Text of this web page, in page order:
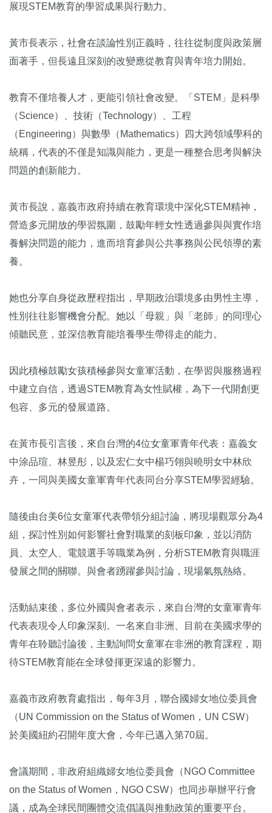
展現STEM教育的學習成果與行動力。
黃市長表示，社會在談論性別正義時，往往從制度與政策層
面著手，但長遠且深刻的改變應從教育與青年培力開始。
教育不僅培養人才，更能引領社會改變。「STEM」是科學
（Science）、技術（Technology）、工程
（Engineering）與數學（Mathematics）四大跨領域學科的
統稱，代表的不僅是知識與能力，更是一種整合思考與解決
問題的創新能力。
黃市長說，嘉義市政府持續在教育環境中深化STEM精神，
營造多元開放的學習氛圍，鼓勵年輕女性透過參與與實作培
養解決問題的能力，進而培育參與公共事務與公民領導的素
養。
她也分享自身從政歷程指出，早期政治環境多由男性主導，
性別往往影響機會分配。她以「母親」與「老師」的同理心
傾聽民意，並深信教育能培養學生帶得走的能力。
因此積極鼓勵女孩積極參與女童軍活動，在學習與服務過程
中建立自信，透過STEM教育為女性賦權，為下一代開創更
包容、多元的發展道路。
在黃市長引言後，來自台灣的4位女童軍青年代表：嘉義女
中涂品瑄、林昱彤，以及宏仁女中楊巧翎與曉明女中林欣
卉，一同與美國女童軍青年代表同台分享STEM學習經驗。
隨後由台美6位女童軍代表帶領分組討論，將現場觀眾分為4
組，探討性別如何影響社會對職業的刻板印象，並以消防
員、太空人、電競選手等職業為例，分析STEM教育與職涯
發展之間的關聯。與會者踴躍參與討論，現場氣氛熱絡。
活動結束後，多位外國與會者表示，來自台灣的女童軍青年
代表表現令人印象深刻。一名來自非洲、目前在美國求學的
青年在聆聽討論後，主動詢問女童軍在非洲的教育課程，期
待STEM教育能在全球發揮更深遠的影響力。
嘉義市政府教育處指出，每年3月，聯合國婦女地位委員會
（UN Commission on the Status of Women，UN CSW）
於美國紐約召開年度大會，今年已邁入第70屆。
會議期間，非政府組織婦女地位委員會（NGO Committee
on the Status of Women，NGO CSW）也同步舉辦平行會
議，成為全球民間團體交流倡議與推動政策的重要平台。